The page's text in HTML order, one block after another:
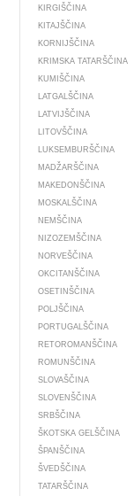
KIRGIŠČINA
KITAJŠČINA
KORNIJŠČINA
KRIMSKA TATARŠČINA
KUMIŠČINA
LATGALŠČINA
LATVIJŠČINA
LITOVŠČINA
LUKSEMBURŠČINA
MADŽARŠČINA
MAKEDONŠČINA
MOSKALŠČINA
NEMŠČINA
NIZOZEMŠČINA
NORVEŠČINA
OKCITANŠČINA
OSETINŠČINA
POLJŠČINA
PORTUGALŠČINA
RETOROMANŠČINA
ROMUNŠČINA
SLOVAŠČINA
SLOVENŠČINA
SRBŠČINA
ŠKOTSKA GELŠČINA
ŠPANŠČINA
ŠVEDŠČINA
TATARŠČINA